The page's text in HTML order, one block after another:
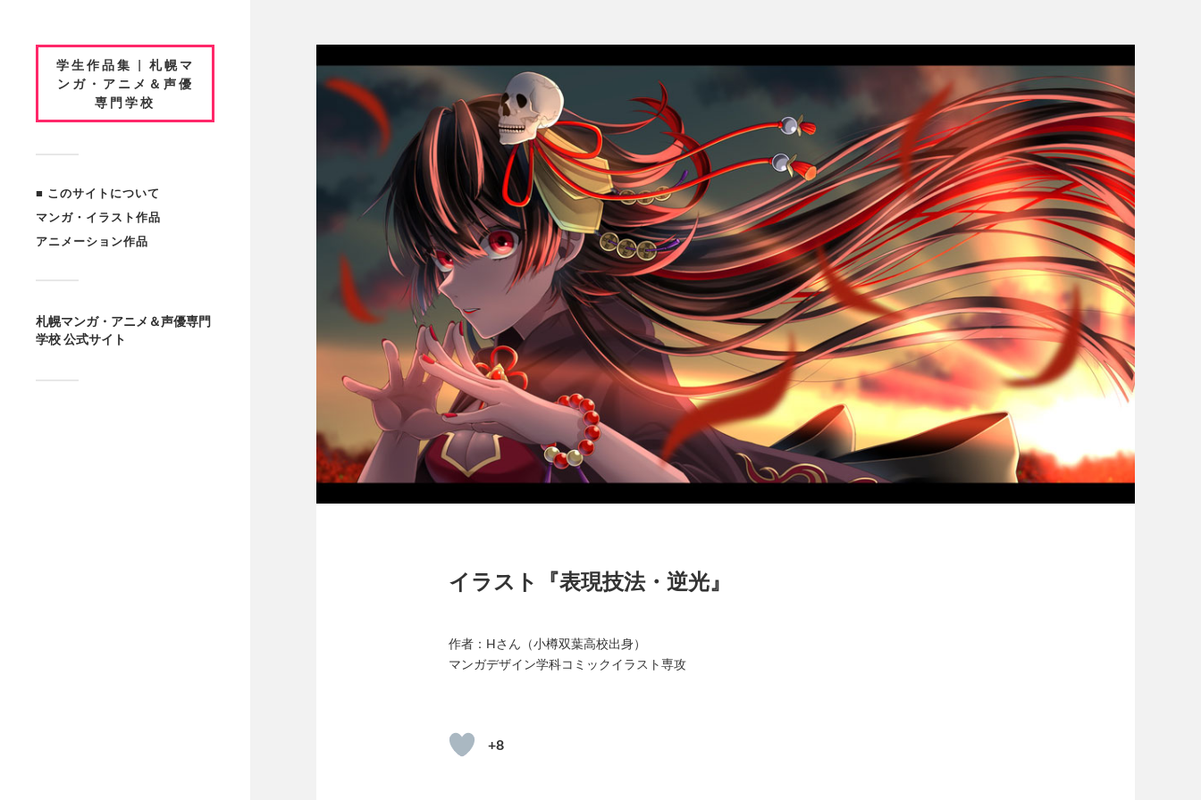
学生作品集 | 札幌マ
ンガ・アニメ＆声優
専門学校
■ このサイトについて
マンガ・イラスト作品
アニメーション作品
札幌マンガ・アニメ＆声優専門
学校 公式サイト
イラスト『表現技法・逆光』
作者：Hさん（小樽双葉高校出身）
マンガデザイン学科コミックイラスト専攻
+8